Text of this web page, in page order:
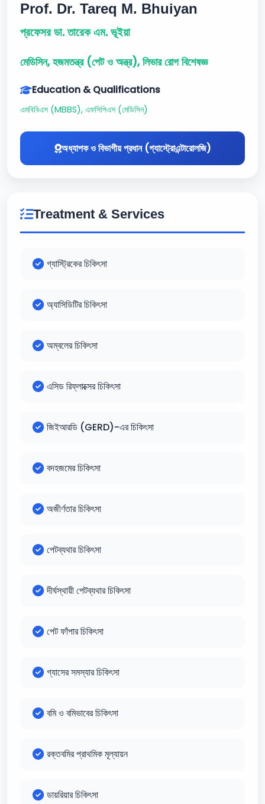
Prof. Dr. Tareq M. Bhuiyan
প্রফেসর ডা. তারেক এম. ভূইয়া
মেডিসিন, হজমতন্ত্র (পেট ও অন্ত্র), লিভার রোগ বিশেষজ্ঞ
Education & Qualifications
এমবিবিএস (MBBS), এফসিপিএস (মেডিসিন)
অধ্যাপক ও বিভাগীয় প্রধান (গ্যাস্ট্রোএন্টারোলজি)
Treatment & Services
গ্যাস্ট্রিকের চিকিৎসা
অ্যাসিডিটির চিকিৎসা
অম্বলের চিকিৎসা
এসিড রিফ্লাক্সের চিকিৎসা
জিইআরডি (GERD)-এর চিকিৎসা
বদহজমের চিকিৎসা
অজীর্ণতার চিকিৎসা
পেটব্যথার চিকিৎসা
দীর্ঘস্থায়ী পেটব্যথার চিকিৎসা
পেট ফাঁপার চিকিৎসা
গ্যাসের সমস্যার চিকিৎসা
বমি ও বমিভাবের চিকিৎসা
রক্তবমির প্রাথমিক মূল্যায়ন
ডায়রিয়ার চিকিৎসা